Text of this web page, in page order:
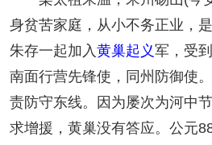
身贫苦家庭，从小不务正业，
朱存一起加入黄巢起义军，受
南面行营先锋使，同州防御使
责防守东线。因为屡次为河中
求增援，黄巢没有答应。公元